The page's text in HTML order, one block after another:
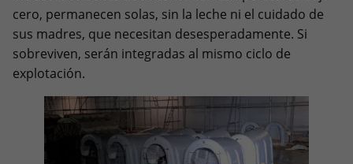
cero, permanecen solas, sin la leche ni el cuidado de
sus madres, que necesitan desesperadamente. Si
sobreviven, serán integradas al mismo ciclo de
explotación.